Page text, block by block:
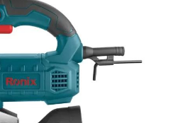
برق
سرعت حرکت آزاد
۶۰۰۰ دور بر دقیقه